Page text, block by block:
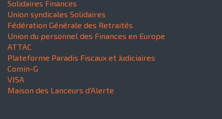
Solidaires Finances
Union syndicales Solidaires
Fédération Générale des Retraités
Union du personnel des Finances en Europe
ATTAC
Plateforme Paradis Fiscaux et Judiciaires
Comin-G
VISA
Maison des Lanceurs d'Alerte